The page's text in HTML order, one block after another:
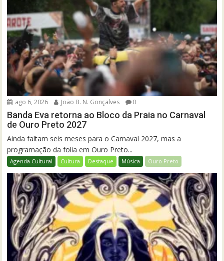
ago 6, 2026 João B. N. Gonçalves 0
Banda Eva retorna ao Bloco da Praia no Carnaval
de Ouro Preto 2027
Ainda faltam seis meses para o Carnaval 2027, mas a
programação da folia em Ouro Preto...
Agenda Cultural Cultura Destaque Música Ouro Preto